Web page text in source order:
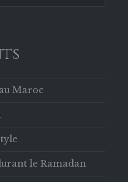
Maroc
le Ramadan